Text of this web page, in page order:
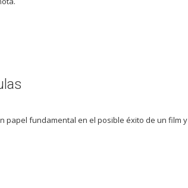
papel fundamental en el posible éxito de un film y